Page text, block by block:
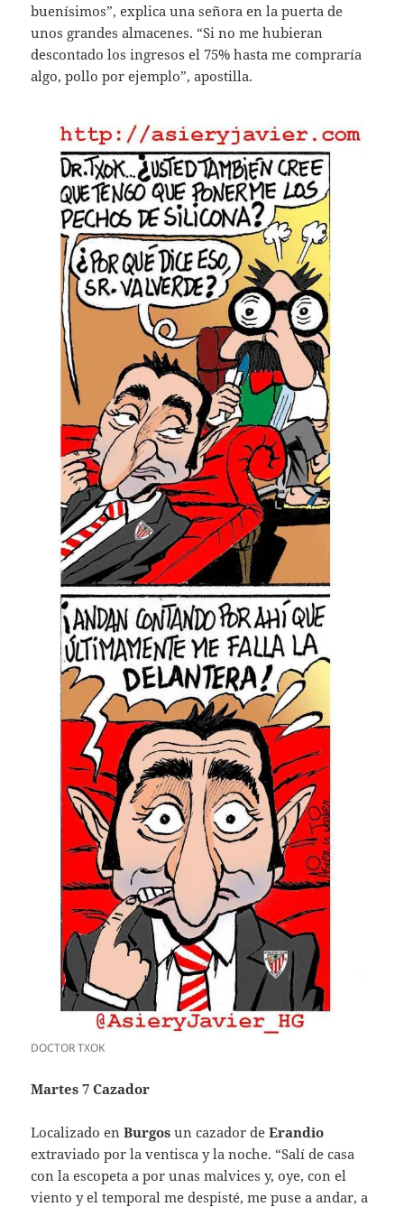
buenísimos”, explica una señora en la puerta de
unos grandes almacenes. “Si no me hubieran
descontado los ingresos el 75% hasta me compraría
algo, pollo por ejemplo”, apostilla.
DOCTOR TXOK
Martes 7 Cazador
Localizado enBurgos un cazador de Erandio
extraviado por la ventisca y la noche. “Salí de casa
con la escopeta a por unas malvices y, oye, con el
viento y el temporal me despisté, me puse a andar, a